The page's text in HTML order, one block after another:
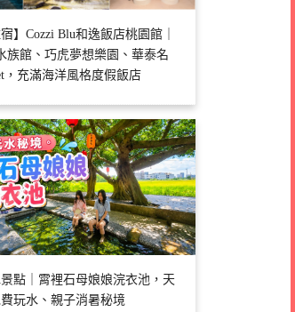
宿】Cozzi Blu和逸飯店桃園館｜
族館、巧虎夢想樂園、華泰名
，充滿海洋風格度假飯店
點｜霄裡石母娘娘浣衣池，天
玩水、親子消暑秘境